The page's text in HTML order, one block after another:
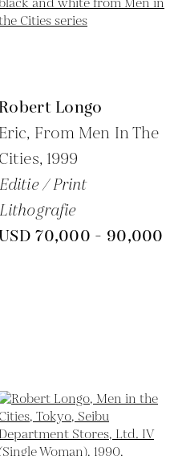
Robert Longo
Eric, From Men In The
Cities, 1999
Editie / Print
Lithografie
70,000 - 90,000